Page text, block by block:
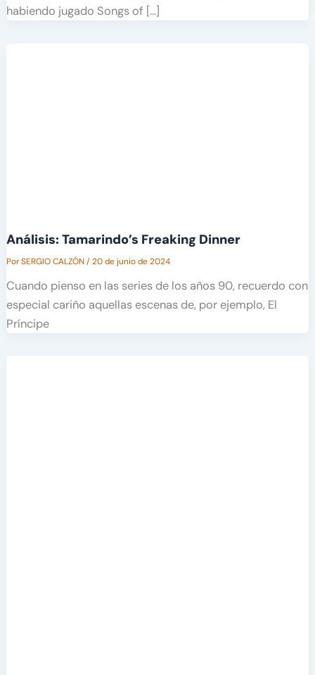
habiendo jugado Songs of […]
Análisis: Tamarindo’s Freaking Dinner
PorSERGIO CALZÓN/20 de junio de 2024
Cuando pienso en las series de los años 90, recuerdo con
especial cariño aquellas escenas de, por ejemplo, El
Príncipe